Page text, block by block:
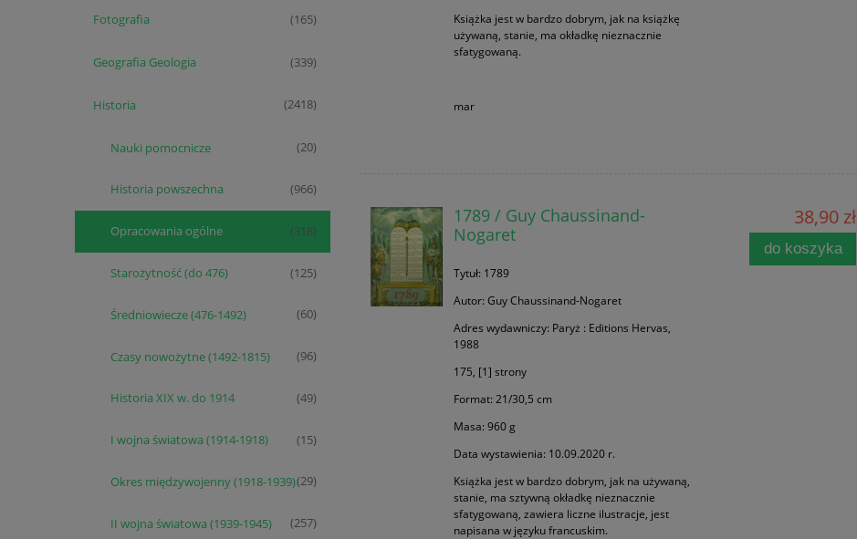
Fotografia (165)
Geografia Geologia (339)
Historia (2418)
Nauki pomocnicze (20)
Historia powszechna (966)
Opracowania ogólne (318)
Starożytność (do 476) (125)
Średniowiecze (476-1492) (60)
Czasy nowożytne (1492-1815) (96)
Historia XIX w. do 1914 (49)
I wojna światowa (1914-1918) (15)
Okres międzywojenny (1918-1939)(29)
II wojna światowa (1939-1945) (257)
Książka jest w bardzo dobrym, jak na książkę
używaną, stanie, ma okładkę nieznacznie
sfatygowaną.
mar
1789 / Guy Chaussinand-
Nogaret
Tytuł: 1789
Autor: Guy Chaussinand-Nogaret
Adres wydawniczy: Paryż : Editions Hervas,
1988
175, [1] strony
Format: 21/30,5 cm
Masa: 960 g
Data wystawienia: 10.09.2020 r.
Książka jest w bardzo dobrym, jak na używaną,
stanie, ma sztywną okładkę nieznacznie
sfatygowaną, zawiera liczne ilustracje, jest
napisana w języku francuskim.
38,90 zł
do koszyka